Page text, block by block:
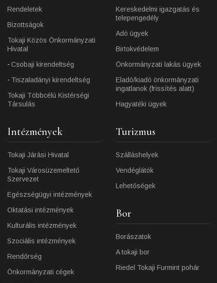
Rendeletek
Bizottságok
Tokaji Közös Önkormányzati
Hivatal
Csobaji kirendeltség
Tiszaladányi kirendeltség
Tokaji Többcélú Kistérségi
Társulás
Kereskedelmi igazgatás és
telepengedély
Adó ügyek
Birtokvédelem
Önkormányzati lakás ügyek
Eladó/kiadó önkormányzati
ingatlanok (frissítés alatt)
Hagyatéki ügyek
Intézmények
Tokaji Járási Hivatal
Tokaji Városüzemeltető
Szervezet
Egészségügyi intézmények
Oktatási intézmények
Kulturális intézmények
Szociális intézmények
Rendőrség
Önkormányzati cégek
Turizmus
Szálláshelyek
Vendéglátók
Lehetőségek
Bor
Borászatok
A tokaji bor
Riedel Tokaji Furmint pohár